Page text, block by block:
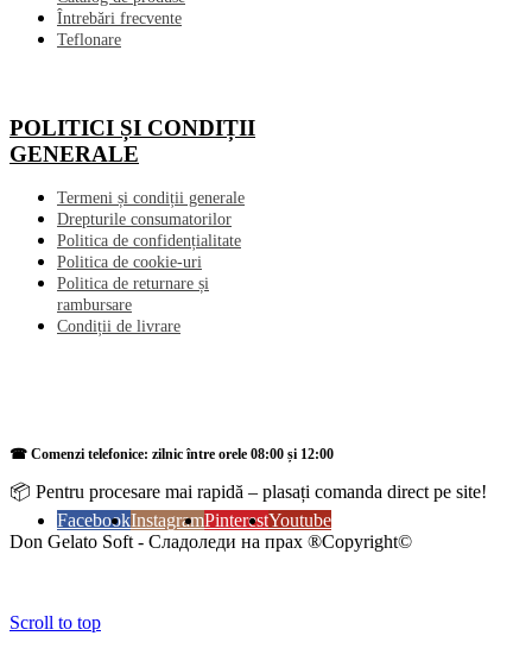
Întrebări frecvente
Teflonare
POLITICI ȘI CONDIȚII
GENERALE
Termeni și condiții generale
Drepturile consumatorilor
Politica de confidențialitate
Politica de cookie-uri
Politica de returnare și
rambursare
Condiții de livrare
☎ Comenzi telefonice: zilnic între orele 08:00 și 12:00
📦 Pentru procesare mai rapidă – plasați comanda direct pe site!
FacebookInstagramPinterestYoutube
Don Gelato Soft - Сладоледи на прах ®Copyright©
Scroll to top